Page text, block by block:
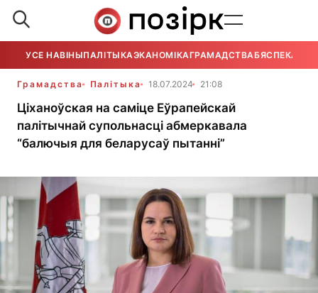
УСЕ НАВІНЫПАЛІТЫКАЭКАНОМІКАГРАМАДСТВАБЯСПЕКА
Грамадства Палітыка 18.07.2024 21:08
Ціханоўская на саміце Еўрапейскай
палітычнай супольнасці абмеркавала
“балючыя для беларусаў пытанні”